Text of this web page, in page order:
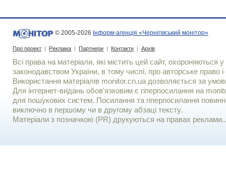
© 2005-2026 Інформ-агенція «Чернігівський монітор»
Про проект | Реклама | Партнери | Контакти | Архів
Всі права на матеріали, які містить цей сайт, охороняються у
законодавством України, в тому числі, про авторське право і
Використання матерiалiв monitor.cn.ua дозволяється за
Для iнтернет-видань обов'язковим є гiперпосилання на
для пошукових систем. Посилання та гіперпосилання
виключно в першому чи в другому абзаці тексту.
Матеріали з позначкою (PR) друкуються на правах реклами..